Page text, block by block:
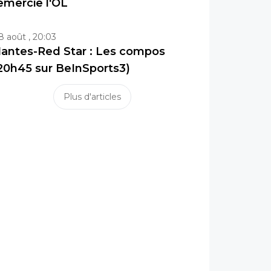
l'OL
août , 20:03
Red Star : Les compos
sur BeInSports3)
Plus d'articles